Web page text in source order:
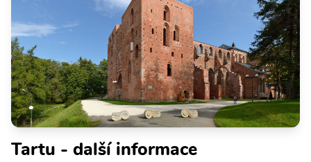
Tartu - další informace